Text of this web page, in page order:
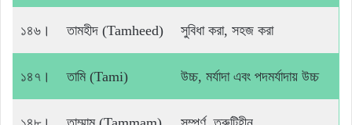
১৪৬। তামহীদ (Tamheed) সুবিধা করা, সহজ করা
১৪৭। তামি (Tami) উচ্চ, মর্যাদা এবং পদমর্যাদায় উচ্চ